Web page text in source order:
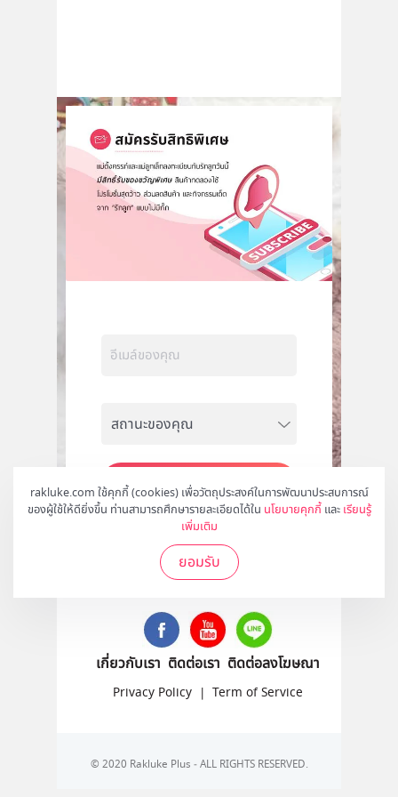
rakluke.com ใช้คุกกี้ (cookies) เพื่อวัตถุประสงค์ในการพัฒนาประสบการณ์
ของผู้ใช้ให้ดียิ่งขึ้น ท่านสามารถศึกษารายละเอียดได้ใน นโยบายคุกกี้ และ เรียนรู้
เพิ่มเติม
ยอมรับ
สมัคร
ติดตามเราได้ที่
เกี่ยวกับเรา ติดต่อเรา ติดต่อลงโฆษณา
Privacy Policy | Term of Service
© 2020 Rakluke Plus - ALL RIGHTS RESERVED.